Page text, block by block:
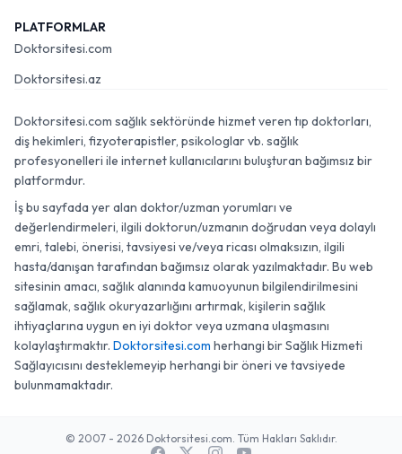
PLATFORMLAR
Doktorsitesi.com
Doktorsitesi.az
Doktorsitesi.com sağlık sektöründe hizmet veren tıp doktorları,
diş hekimleri, fizyoterapistler, psikologlar vb. sağlık
profesyonelleri ile internet kullanıcılarını buluşturan bağımsız bir
platformdur.
İş bu sayfada yer alan doktor/uzman yorumları ve
değerlendirmeleri, ilgili doktorun/uzmanın doğrudan veya dolaylı
emri, talebi, önerisi, tavsiyesi ve/veya ricası olmaksızın, ilgili
hasta/danışan tarafından bağımsız olarak yazılmaktadır. Bu web
sitesinin amacı, sağlık alanında kamuoyunun bilgilendirilmesini
sağlamak, sağlık okuryazarlığını artırmak, kişilerin sağlık
ihtiyaçlarına uygun en iyi doktor veya uzmana ulaşmasını
kolaylaştırmaktır. Doktorsitesi.com herhangi bir Sağlık Hizmeti
Sağlayıcısını desteklemeyip herhangi bir öneri ve tavsiyede
bulunmamaktadır.
© 2007 - 2026 Doktorsitesi.com. Tüm Hakları Saklıdır.